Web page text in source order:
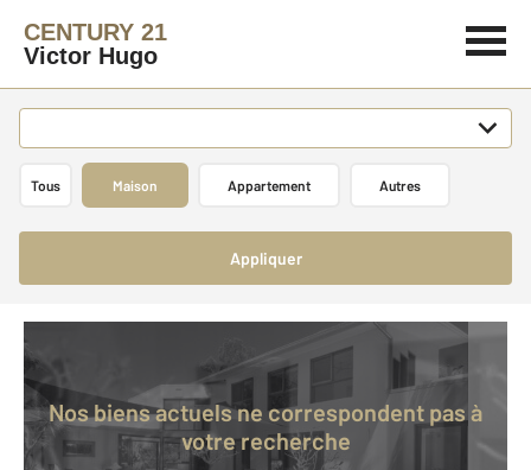
CENTURY 21
Victor Hugo
Tous Maison Appartement Autres
Appliquer
Nos biens actuels ne correspondent pas à
votre recherche